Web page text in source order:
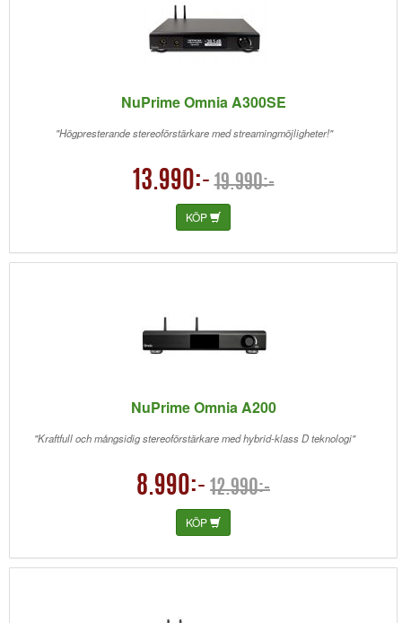
NuPrime Omnia A300SE
"Högpresterande stereoförstärkare med streamingmöjligheter!"
13.990:- 19.990:-
KÖP
NuPrime Omnia A200
"Kraftfull och mångsidig stereoförstärkare med hybrid-klass D teknologi"
8.990:- 12.990:-
KÖP